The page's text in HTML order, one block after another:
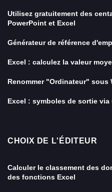
Utilisez gratuitement des
PowerPoint et Excel
Générateur de référence
Excel : calculez la valeur
Renommer "Ordinateur" sous
Excel : symboles de sortie via
CHOIX DE L'ÉDITEUR
Calculer le classement des
des fonctions Excel